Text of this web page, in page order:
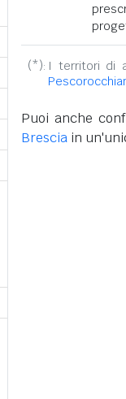
(*): I territori di
Puoi anche
Brescia in